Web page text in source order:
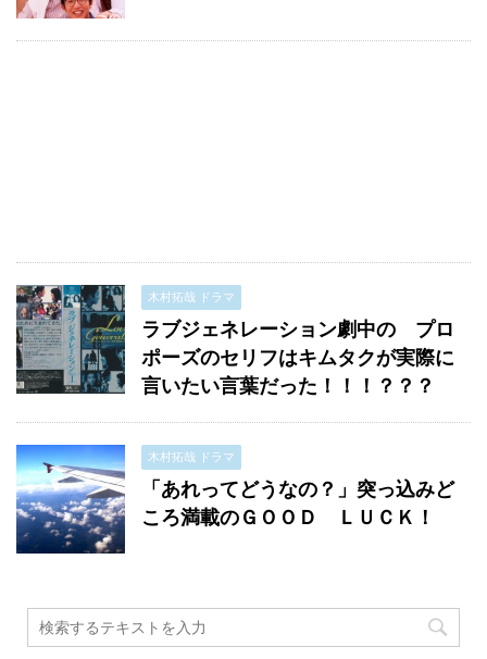
木村拓哉 ドラマ
ラブジェネレーション劇中の プロ
ポーズのセリフはキムタクが実際に
言いたい言葉だった！！！？？？
木村拓哉 ドラマ
「あれってどうなの？」突っ込みど
ころ満載のＧＯＯＤ ＬＵＣＫ！